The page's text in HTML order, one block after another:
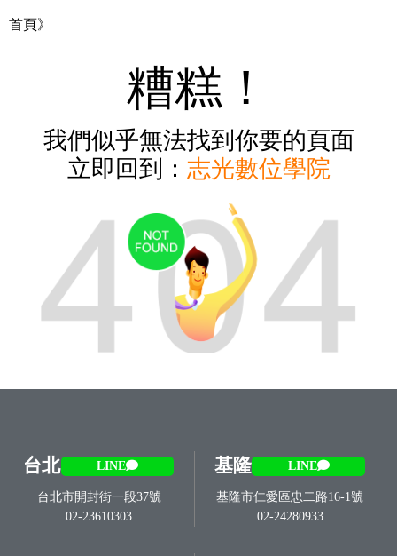
首頁》
糟糕！
我們似乎無法找到你要的頁面
立即回到： 志光數位學院
台北 LINE
台北市開封街一段37號
02-23610303
基隆 LINE
基隆市仁愛區忠二路16-1號
02-24280933